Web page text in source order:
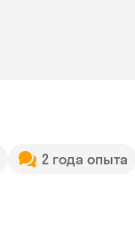
2 года опыта